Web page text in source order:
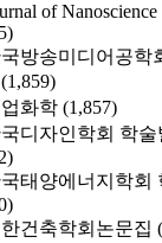
of
방송미디어공학
(1,859)
화학 (1,857)
디자인학회 학
태양에너지학회
건축학회논문집